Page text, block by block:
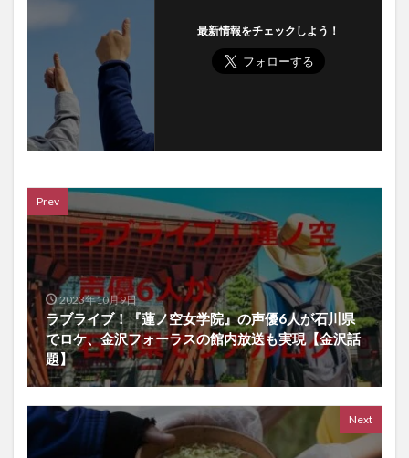
最新情報をチェックしよう！
Prev
2023年10月9日
ラブライブ！『蓮ノ空女学院』の声優6人が石川県
でロケ、金沢フォーラスの館内放送も実現【金沢話
題】
Next